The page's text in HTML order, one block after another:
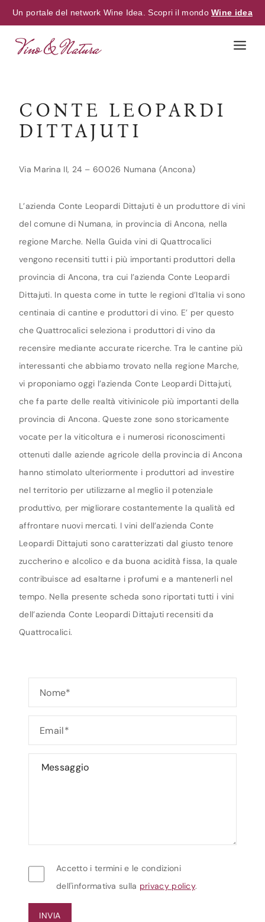
Un portale del network Wine Idea. Scopri il mondoWine idea
CONTE LEOPARDI
DITTAJUTI
Via Marina II, 24 – 60026 Numana (Ancona)
L’azienda Conte Leopardi Dittajuti è un produttore di vini
del comune di Numana, in provincia di Ancona, nella
regione Marche. Nella Guida vini di Quattrocalici
vengono recensiti tutti i più importanti produttori della
provincia di Ancona, tra cui l’azienda Conte Leopardi
Dittajuti. In questa come in tutte le regioni d’Italia vi sono
centinaia di cantine e produttori di vino. E’ per questo
che Quattrocalici seleziona i produttori di vino da
recensire mediante accurate ricerche. Tra le cantine più
interessanti che abbiamo trovato nella regione Marche,
vi proponiamo oggi l’azienda Conte Leopardi Dittajuti,
che fa parte delle realtà vitivinicole più importanti della
provincia di Ancona. Queste zone sono storicamente
vocate per la viticoltura e i numerosi riconoscimenti
ottenuti dalle aziende agricole della provincia di Ancona
hanno stimolato ulteriormente i produttori ad investire
nel territorio per utilizzarne al meglio il potenziale
produttivo, per migliorare costantemente la qualità ed
affrontare nuovi mercati. I vini dell’azienda Conte
Leopardi Dittajuti sono caratterizzati dal giusto tenore
zuccherino e alcolico e da buona acidità fissa, la quale
contribuisce ad esaltarne i profumi e a mantenerli nel
tempo. Nella presente scheda sono riportati tutti i vini
dell’azienda Conte Leopardi Dittajuti recensiti da
Quattrocalici.
Accetto i termini e le condizioni
dell'informativa sulla privacy policy.